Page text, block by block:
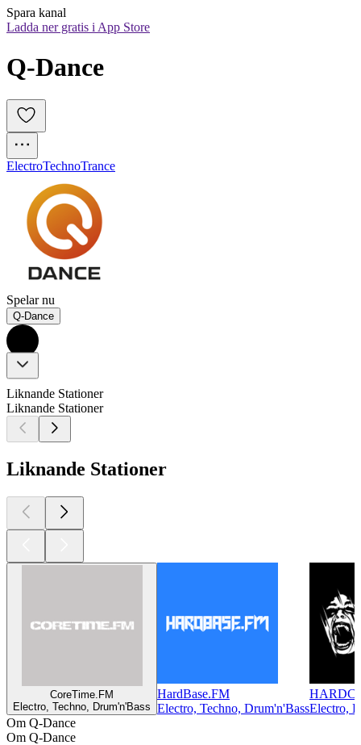
Spara kanal
Ladda ner gratis i App Store
Q-Dance
ElectroTechnoTrance
Spelar nu
Q-Dance
Liknande Stationer
Liknande Stationer
Liknande Stationer
CoreTime.FM
Electro, Techno, Drum'n'Bass
HardBase.FM
Electro, Techno, Drum'n'BassElectro,
Om Q-Dance
Om Q-Dance